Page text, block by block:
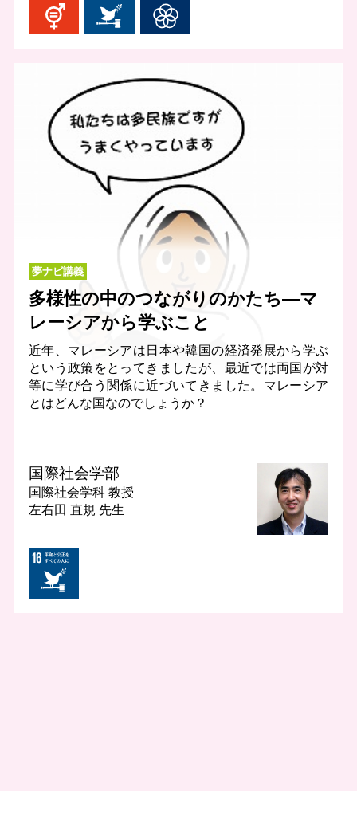
夢ナビ講義
多様性の中のつながりのかたち―マ
レーシアから学ぶこと
近年、マレーシアは日本や韓国の経済発展から学ぶ
という政策をとってきましたが、最近では両国が対
等に学び合う関係に近づいてきました。マレーシア
とはどんな国なのでしょうか？
国際社会学部
国際社会学科 教授
左右田 直規 先生